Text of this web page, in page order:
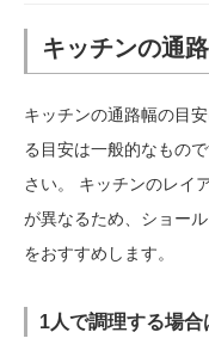
キッチンの通
キッチンの通路幅の目
る目安は一般的なもの
さい。 キッチンのレイ
が異なるため、ショー
をおすすめします。
1人で調理する場